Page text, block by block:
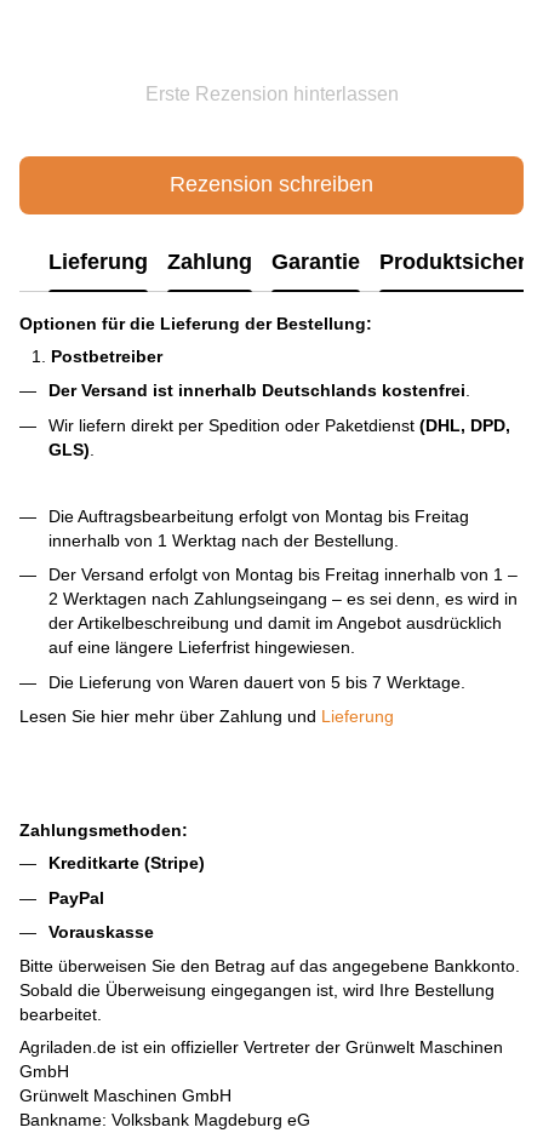
Erste Rezension hinterlassen
Rezension schreiben
Lieferung Zahlung Garantie
Optionen für die Lieferung der Bestellung:
Postbetreiber
Der Versand ist innerhalb Deutschlands kostenfrei
Wir liefern direkt per Spedition oder Paketdienst (DHL, DPD,
GLS)
Die Auftragsbearbeitung erfolgt von Montag bis Freitag
innerhalb von 1 Werktag nach der Bestellung.
Der Versand erfolgt von Montag bis Freitag innerhalb von 1 –
2 Werktagen nach Zahlungseingang – es sei denn, es wird in
der Artikelbeschreibung und damit im Angebot ausdrücklich
auf eine längere Lieferfrist hingewiesen.
Die Lieferung von Waren dauert von 5 bis 7 Werktage.
Lesen Sie hier mehr über Zahlung und Lieferung
Zahlungsmethoden:
Kreditkarte (Stripe)
PayPal
Vorauskasse
Bitte überweisen Sie den Betrag auf das angegebene Bankkonto.
Sobald die Überweisung eingegangen ist, wird Ihre Bestellung
bearbeitet.
Agriladen.de ist ein offizieller Vertreter der Grünwelt Maschinen
GmbH
Grünwelt Maschinen GmbH
Bankname: Volksbank Magdeburg eG